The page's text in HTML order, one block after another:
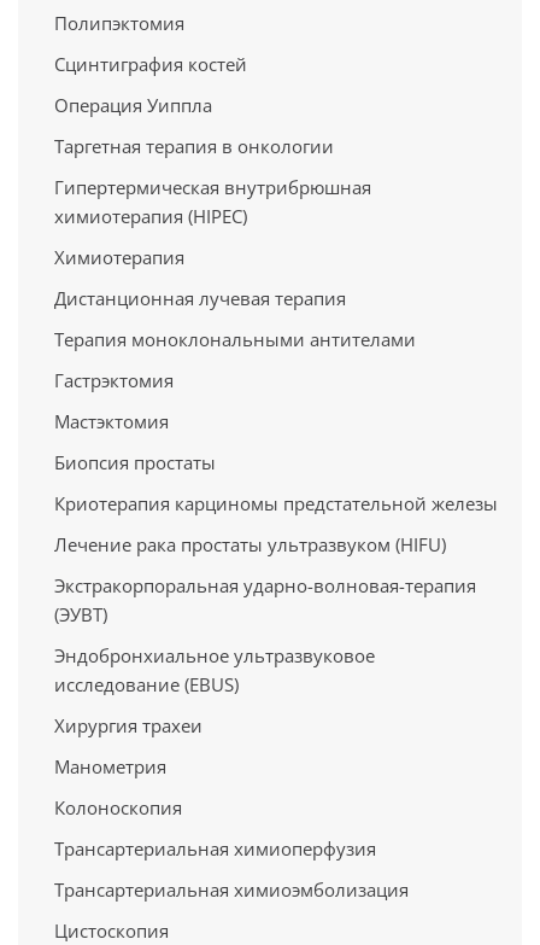
Полипэктомия
Сцинтиграфия костей
Операция Уиппла
Таргетная терапия в онкологии
Гипертермическая внутрибрюшная
химиотерапия (HIPEC)
Химиотерапия
Дистанционная лучевая терапия
Терапия моноклональными антителами
Гастрэктомия
Мастэктомия
Биопсия простаты
Криотерапия карциномы предстательной железы
Лечение рака простаты ультразвуком (HIFU)
Экстракорпоральная ударно-волновая-терапия
(ЭУВТ)
Эндобронхиальное ультразвуковое
исследование (EBUS)
Хирургия трахеи
Манометрия
Колоноскопия
Трансартериальная химиоперфузия
Трансартериальная химиоэмболизация
Цистоскопия